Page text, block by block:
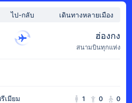
ไป-กลับ เดินทางหลายเมือง
ฮ่องกง
สนามบินทุกแห่ง
เมียม 1 0 0